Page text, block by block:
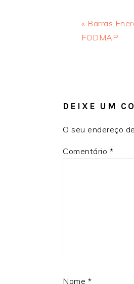
Previous
Post:
« Barras
FODMAP
DEIXE UM
O seu endereço
Comentário *
Nome *